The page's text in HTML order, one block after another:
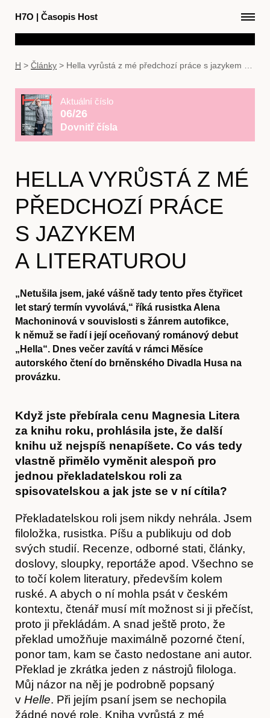
H7O | Časopis Host
H > Články > Hella vyrůstá z mé předchozí práce s jazykem a literaturou
Aktuální číslo
06/26
Dovnitř čísla
HELLA VYRŮSTÁ Z MÉ
PŘEDCHOZÍ PRÁCE
S JAZYKEM
A LITERATUROU
„Netušila jsem, jaké vášně tady tento přes čtyřicet
let starý termín vyvolává,“ říká rusistka Alena
Machoninová v souvislosti s žánrem autofikce,
k němuž se řadí i její oceňovaný románový debut
„Hella“. Dnes večer zavítá v rámci Měsíce
autorského čtení do brněnského Divadla Husa na
provázku.
Když jste přebírala cenu Magnesia Litera
za knihu roku, prohlásila jste, že další
knihu už nejspíš nenapíšete. Co vás tedy
vlastně přimělo vyměnit alespoň pro
jednou překladatelskou roli za
spisovatelskou a jak jste se v ní cítila?
Překladatelskou roli jsem nikdy nehrála. Jsem
filoložka, rusistka. Píšu a publikuju od dob
svých studií. Recenze, odborné stati, články,
doslovy, sloupky, reportáže apod. Všechno se
to točí kolem literatury, především kolem
ruské. A abych o ní mohla psát v českém
kontextu, čtenář musí mít možnost si ji přečíst,
proto ji překládám. A snad ještě proto, že
překlad umožňuje maximálně pozorné čtení,
ponor tam, kam se často nedostane ani autor.
Překlad je zkrátka jeden z nástrojů filologa.
Můj názor na něj je podrobně popsaný
v Helle. Při jejím psaní jsem se nechopila
žádné nové role. Kniha vyrůstá z mé